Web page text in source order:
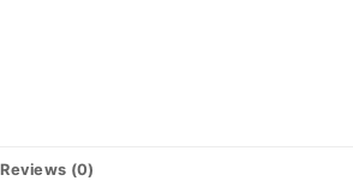
Reviews (0)